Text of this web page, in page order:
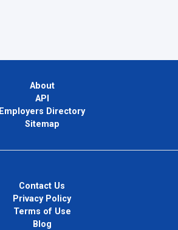
About
API
Employers Directory
Sitemap
Contact Us
Privacy Policy
Terms of Use
Blog